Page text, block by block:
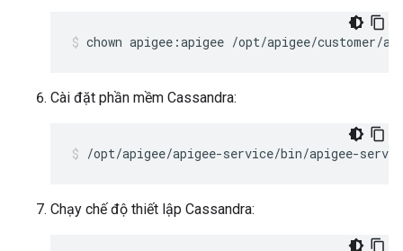
chown apigee:apigee /opt/apigee/customer/
Cài đặt phần mềm Cassandra:
/opt/apigee/apigee-service/bin/apigee-
Chạy chế độ thiết lập Cassandra: